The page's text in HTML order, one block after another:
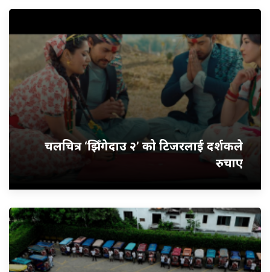
चलचित्र ‘झिँगेदाउ २’ को टिजरलाई दर्शकले
रुचाए